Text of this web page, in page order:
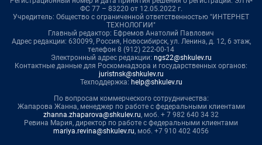
ФС 77 – 83220 от 12.05.2022 г.
Учредитель: Общество с ограниченной ответственностью "ИНТЕРНЕТ
ТЕХНОЛОГИИ"
Главный редактор: Ефремов Анатолий Павлович
Адрес редакции: 630099, Россия, Новосибирск, ул. Ленина, д. 12, 6 этаж,
телефон 8 (912) 222-00-14
Электронный адрес редакции: ngs22@shkulev.ru
Контактные данные для Роскомнадзора и государственных органов:
juristnsk@shkulev.ru
Техподдержка: help@shkulev.ru
По вопросам коммерческого сотрудничества:
Жапарова Жанна, менеджер по работе с федеральными клиентами
zhanna.zhaparova@shkulev.ru, моб. + 7 982 640 34 32
Ревина Мария, директор по работе с федеральными клиентами
mariya.revina@shkulev.ru, моб. +7 910 402 4056